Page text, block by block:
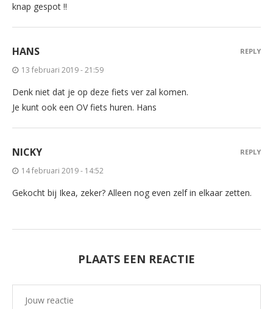
knap gespot !!
HANS
13 februari 2019 - 21:59
Denk niet dat je op deze fiets ver zal komen.
Je kunt ook een OV fiets huren. Hans
REPLY
NICKY
14 februari 2019 - 14:52
Gekocht bij Ikea, zeker? Alleen nog even zelf in elkaar zetten.
REPLY
PLAATS EEN REACTIE